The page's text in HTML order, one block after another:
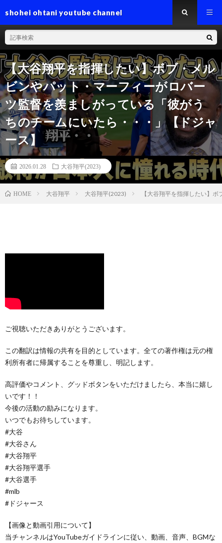
shohei ohtani youtube channel
【大谷翔平を指揮したい】ボブ・メル
ビンやパット・マーフィーがロバー
ツ監督を羨ましがっている「彼がう
ちのチームにいたら・・・」【ドジャ
ース】
2026.01.28 大谷翔平(2023)
HOME 大谷翔平 大谷翔平(2023) 【大谷翔平を指揮したい】
ご視聴いただきありがとうございます。
この翻訳は情報の共有を目的としています。全ての著作権は元の権
利所有者に帰属することを尊重し、明記します。
高評価やコメント、グッドボタンをいただけましたら、本当に嬉し
いです！！
今後の活動の励みになります。
いつでもお待ちしています。
#大谷
#大谷さん
#大谷翔平
#大谷翔平選手
#大谷選手
#mlb
#ドジャース
【画像と動画引用について】
当チャンネルはYouTubeガイドラインに従い、動画、音声、BGMな